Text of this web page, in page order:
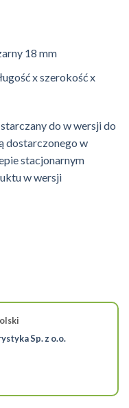
18 mm
x szerokość x
do w wersji do
dostarczonego w
stacjonarnym
w wersji
Sp. z o.o.